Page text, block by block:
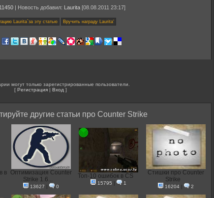
11450 | Новость добавил: Laurita [08.08.2011 23:17]
могут только зарегистрированные пользователи.
[ Регистрация | Вход ]
другие статьи про Counter Strike
в Оптимизация Counter
Strike 1.6...
13627 | 0
Топ-10 ошибок в CS
15795 | 1
Стишки про Counter
Strike
16204 | 2